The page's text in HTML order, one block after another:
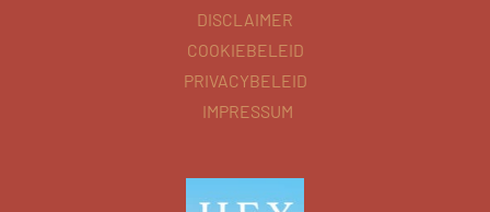
DISCLAIMER
COOKIEBELEID
PRIVACYBELEID
IMPRESSUM